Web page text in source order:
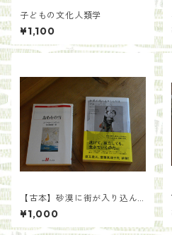
子どもの文化人類学
¥1,100
【古本】砂漠に街が入り込ん
だ日／グカ・ハン 著 原正人訳
¥1,000